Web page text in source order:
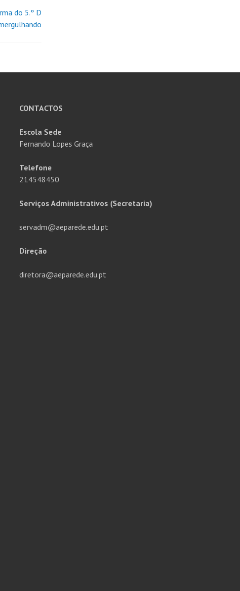
do 5.º D
CONTACTOS
Escola Sede
Fernando Lopes Graça
Telefone
214548450
Serviços Administrativos (Secretaria)
servadm@aeparede.edu.pt
Direção
diretora@aeparede.edu.pt